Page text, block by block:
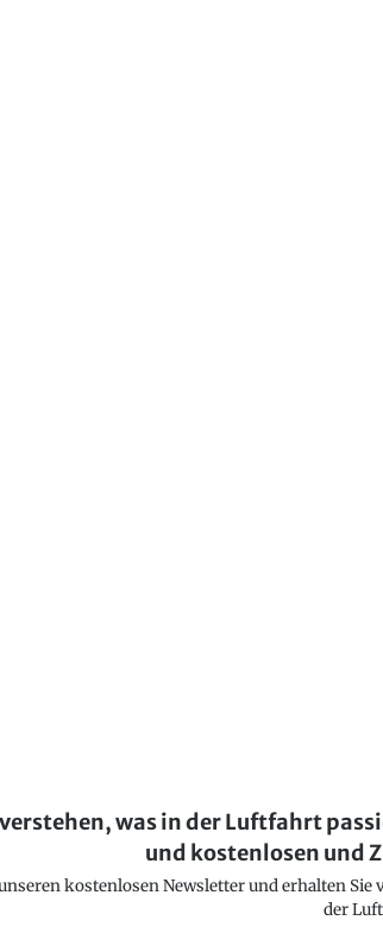
was in der Luftfahrt
und kostenlosen und
kostenlosen Newsletter und erhalten
der